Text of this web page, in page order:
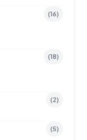
(16)
(18)
(2)
(5)